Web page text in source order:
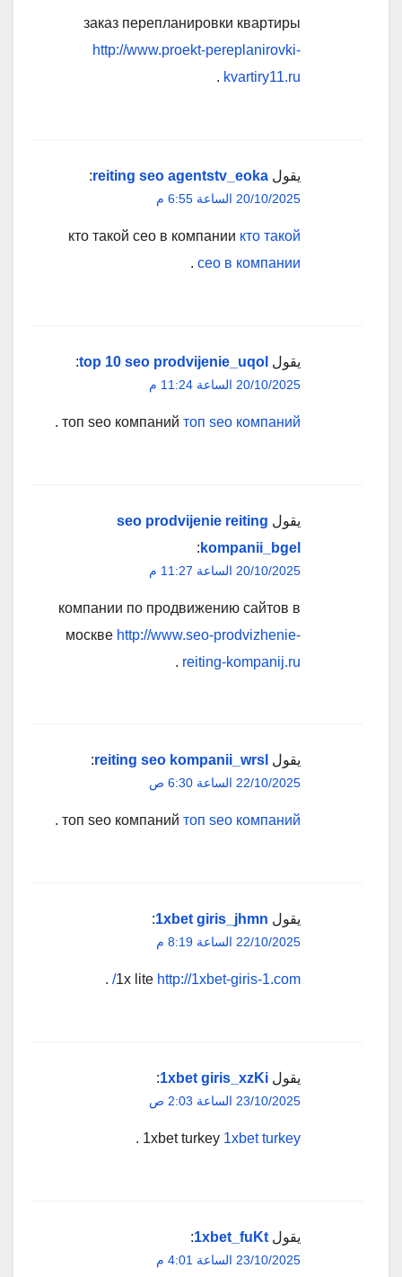
заказ перепланировки квартиры
http://www.proekt-pereplanirovki-
kvartiry11.ru
.
يقول reiting seo agentstv_eoka
:
20/10/2025 الساعة 6:55 م
кто такой сео в компании кто такой
сео в компании
.
يقول top 10 seo prodvijenie_uqol
:
20/10/2025 الساعة 11:24 م
топ seo компаний топ seo компаний
.
يقول seo prodvijenie reiting
kompanii_bgel
:
20/10/2025 الساعة 11:27 م
компании по продвижению сайтов в
москве http://www.seo-prodvizhenie-
reiting-kompanij.ru
.
يقول reiting seo kompanii_wrsl
:
22/10/2025 الساعة 6:30 ص
топ seo компаний топ seo компаний
.
يقول 1xbet giris_jhmn
:
22/10/2025 الساعة 8:19 م
1x lite http://1xbet-giris-1.com/
.
يقول 1xbet giris_xzKi
:
23/10/2025 الساعة 2:03 ص
1xbet turkey 1xbet turkey
.
يقول 1xbet_fuKt
:
23/10/2025 الساعة 4:01 م